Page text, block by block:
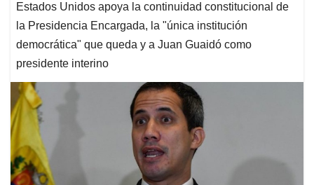
Estados Unidos apoya la continuidad constitucional de
la Presidencia Encargada, la "única institución
democrática" que queda y a Juan Guaidó como
presidente interino